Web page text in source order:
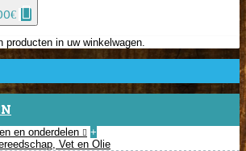
producten in uw winkelwagen.
en onderdelen
+
Vet en Olie